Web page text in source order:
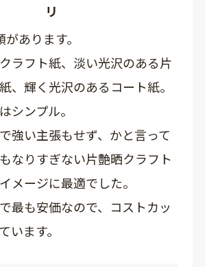
リ
あります。
ラフト紙、淡い光沢のある片
、輝く光沢のあるコート紙。
シンプル。
強い主張もせず、かと言って
なりすぎない片艶晒クラフト
メージに最適でした。
最も安価なので、コストカッ
います。